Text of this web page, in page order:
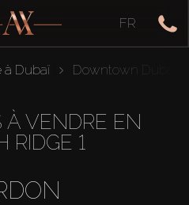
FR
à Dubaï Downtown Dubai
À VENDRE EN
RIDGE 1